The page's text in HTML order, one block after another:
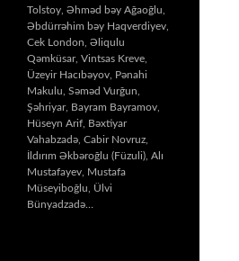
Tolstoy, Əhməd bəy Ağaoğlu,
Əbdürrəhim bəy Haqverdiyev,
Cek London, Əliqulu
Qəmküsar, Vintsas Kreve,
Üzeyir Hacıbəyov, Pənahi
Makulu, Səməd Vurğun,
Şəhriyar, Bayram Bayramov,
Hüseyn Arif, Bəxtiyar
Vahabzadə, Cabir Novruz,
İldırım Əkbəroğlu (Füzuli), Alı
Mustafayev, Mustafa
Müseyiboğlu, Ülvi
Bünyadzadə…